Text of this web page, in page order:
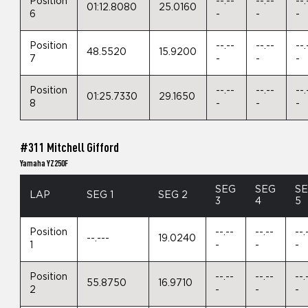
6
01:12.8080 25.0160
-
-
-
Position
7
48.5520 15.9200
--.--
-
--.--
-
--
-
Position
8
01:25.7330 29.1650
--.--
-
--.--
-
--
-
#311 Mitchell Gifford
Yamaha YZ250F
LAP SEG 1 SEG 2
SEG
3
SEG
4
5
Position
1
--.--- 19.0240
--.--
-
--.--
-
--
-
Position
2
55.8750 16.9710
--.--
-
--.--
-
--
-